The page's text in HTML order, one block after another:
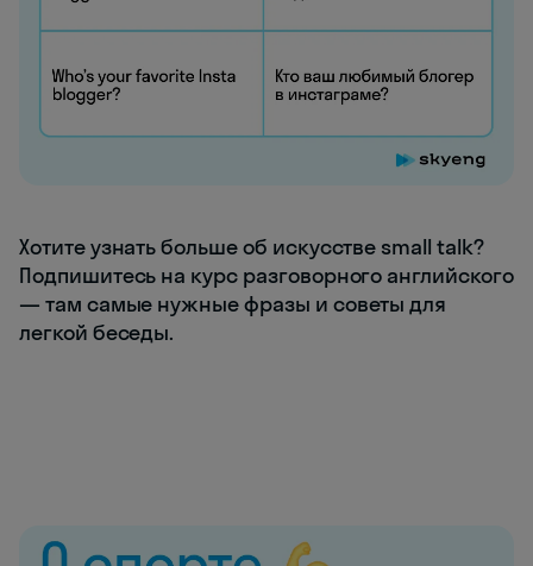
Хотите узнать больше об искусстве small talk?
Подпишитесь на курс разговорного английского
— там самые нужные фразы и советы для
легкой беседы.